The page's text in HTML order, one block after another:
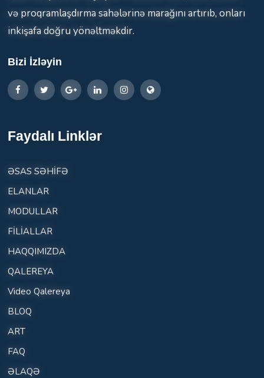
və proqramlaşdırma sahələrinə marağını artırıb, onları
inkişafa doğru yönəltməkdir.
Bizi İzləyin
Faydalı Linklər
ƏSAS SƏHİFƏ
ELANLAR
MODULLAR
FİLİALLAR
HAQQIMIZDA
QALEREYA
Video Qalereya
BLOQ
ART
FAQ
ƏLAQƏ